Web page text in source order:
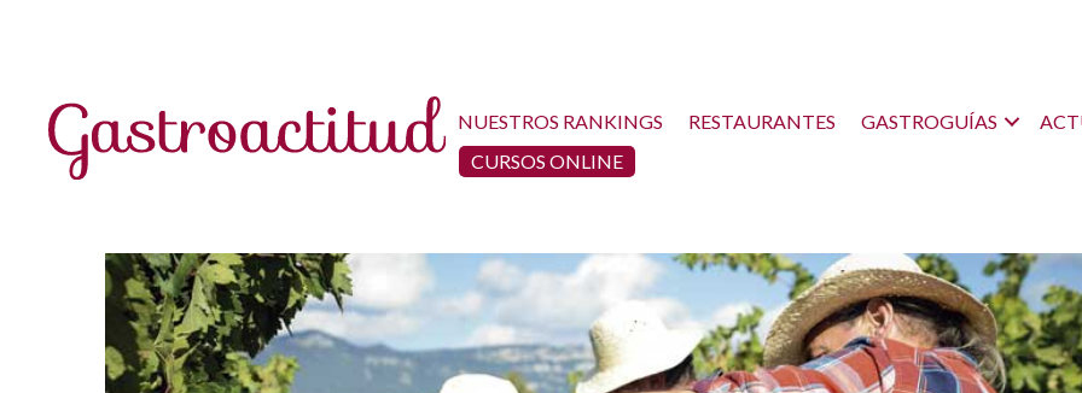
NUESTROS RANKINGS RESTAURANTES GASTROGUÍAS
CURSOS ONLINE